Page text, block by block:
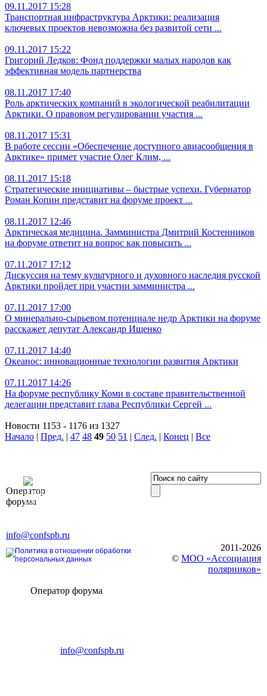
09.11.2017 15:28
Транспортная инфраструктура Арктики: реализация
ключевых проектов невозможна без развитой сети ...
09.11.2017 15:22
Григорий Ледков: Фонд поддержки малых народов как
эффективная модель партнерства
08.11.2017 17:40
Роль арктических компаний в экологической реабилитации
Арктики. О правовом регулировании участия ...
08.11.2017 15:31
В работе сессии «Обеспечение доступного авиасообщения в
Арктике» примет участие Олег Клим, ...
08.11.2017 15:18
Стратегические инициативы – быстрые успехи. Губернатор
Роман Копин представит на форуме проект ...
08.11.2017 12:46
Арктическая медицина. Замминистра Дмитрий Костенников
на форуме ответит на вопрос как повысить ...
07.11.2017 17:12
Дискуссия на тему культурного и духовного наследия русской
Арктики пройдет при участии замминистра ...
07.11.2017 17:00
О минерально-сырьевом потенциале недр Арктики на форуме
расскажет депутат Александр Ищенко
07.11.2017 14:40
Океанос: инновационные технологии развития Арктики
07.11.2017 14:26
На форуме республику Коми в составе правительственной
делегации представит глава Республики Сергей ...
Новости 1153 - 1176 из 1327
Начало | Пред. | 47 48 49 50 51 | След. | Конец | Все
Оператор
форума
Элит»
196191, г. Санкт-Петербург,
info@confspb.ru
Политика в отношении обработки
персональных данных
2011-2026
© МОО «Ассоциация
полярников»
Оператор форума
E-mail:info@confspb.ru